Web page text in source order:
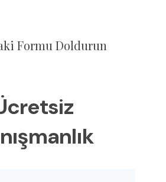
Formu Doldurun